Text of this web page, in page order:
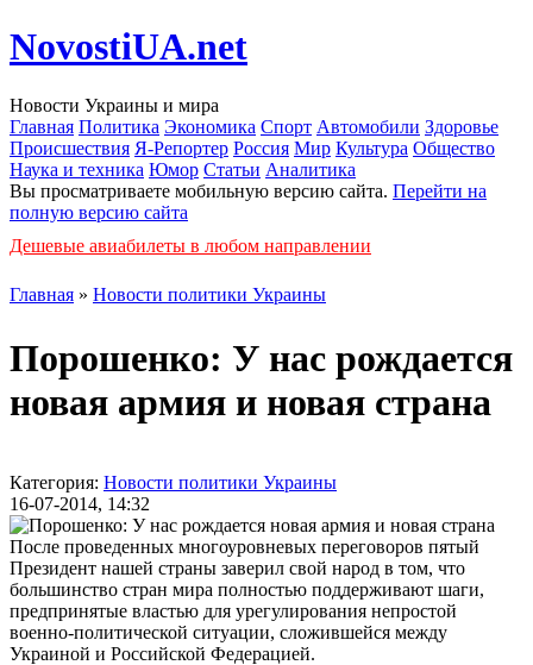
NovostiUA.net
Новости Украины и мира
Главная Политика Экономика Спорт Автомобили Здоровье
Происшествия Я-Репортер Россия Мир Культура Общество
Наука и техника Юмор Статьи Аналитика
Вы просматриваете мобильную версию сайта. Перейти на
полную версию сайта
Дешевые авиабилеты в любом направлении
Главная » Новости политики Украины
Порошенко: У нас рождается
новая армия и новая страна
Категория: Новости политики Украины
16-07-2014, 14:32
После проведенных многоуровневых переговоров пятый
Президент нашей страны заверил свой народ в том, что
большинство стран мира полностью поддерживают шаги,
предпринятые властью для урегулирования непростой
военно-политической ситуации, сложившейся между
Украиной и Российской Федерацией.